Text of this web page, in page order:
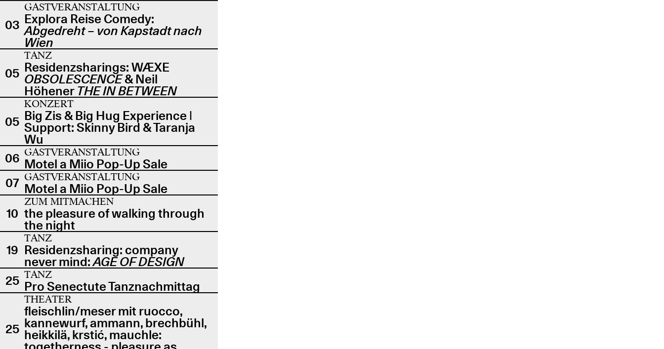
03
GASTVERANSTALTUNG
Explora Reise Comedy:
Abgedreht – von Kapstadt nach
Wien
05
TANZ
Residenzsharings: WÆXE
OBSOLESCENCE& Neil
Höhener THE IN BETWEEN
05
KONZERT
Big Zis & Big Hug Experience |
Support: Skinny Bird & Taranja
Wu
06 GASTVERANSTALTUNG
Motel a Miio Pop-Up Sale
07 GASTVERANSTALTUNG
Motel a Miio Pop-Up Sale
10
ZUM MITMACHEN
the pleasure of walking through
the night
19
TANZ
Residenzsharing: company
never mind:AGE OF DESIGN
25 TANZ
Pro Senectute Tanznachmittag
25
THEATER
fleischlin/meser mit ruocco,
kannewurf, ammann, brechbühl,
heikkilä, krstić, mauchle: